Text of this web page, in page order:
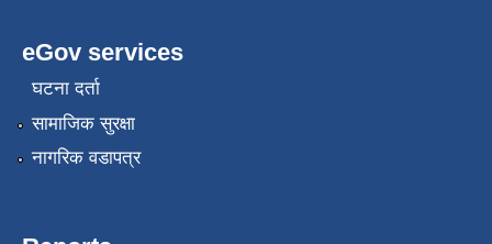
eGov services
घटना दर्ता
सामाजिक सुरक्षा
नागरिक वडापत्र